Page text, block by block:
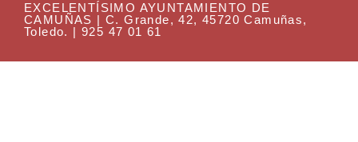
EXCELENTÍSIMO AYUNTAMIENTO DE
CAMUÑAS | C. Grande, 42, 45720 Camuñas,
Toledo. | 925 47 01 61